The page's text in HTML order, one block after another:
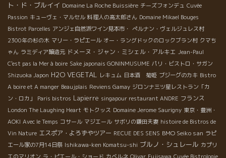
ト・ド・ブルイイ Domaine La Roche Buissière チーズフォンデュ Cuvée
Passion キューヴェ・マルセル 料理人の高太郎さん Domaine Mikael Bouges
Bistrot Parcelles アンジェ自然派ワイン見本市・ ぺルナン・ヴェルジュレス村
2300年の杉の木 マリー・ラピエール オー・ラングドックのロックブラン村 クマち
ゃん ラミディア醸造元 ドメーヌ・ジャン・ミシェル・アルキエ Jean-Paul
C'est pas la Mer à boire Sake japonais GONINMUSUME パリ・ビストロ・サガン
Shizuoka Japon H2O VEGETAL レキュム 日本酒 菊姫 ブジーグのカキ Bistro
A boire et A manger Beaujplais Reviens Gamay ジロンナ三ツ星レストラン「カ
ン・ロカ」
Paris bistros Lapierre singapour restaurant ANDRE フランス
London The Laughing Heart モトクッス Domaine Jerome Saurigny 東京・豊洲・
AOKI Avec le Temps コサール マジエール サボリの鎌田夫妻 histoire de Bistros de
Vin Nature エスポア・よろずやツアー RECUE DES SENS BMO Seiko san ラピ
エール家の7月14日祭 Ishikawa-ken Komatsu-shi ブルノ・シュレール カプリ